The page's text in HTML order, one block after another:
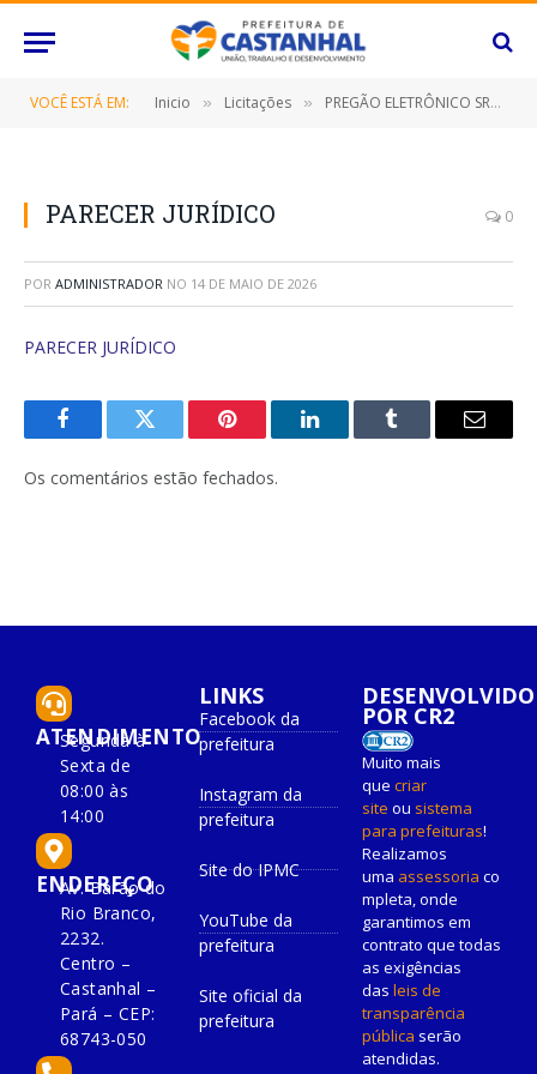
VOCÊ ESTÁ EM: Inicio » Licitações » PREGÃO ELETRÔNICO SRP Nº 041/2023 (CONTRATAÇÃO DE EMPRESA ESPECIALIZADA PARAFORNECIMENTO DE PEÇAS DE VESTUÁRIO (MALHARIA), DESTINADO A ATENDER AS NECESSIDADES DAS DIVERSAS SECRETARIAS/FUNDOS MUNICIPAIS, BEM COMO, O INSTITUTO DE PREVIDÊNCIA DESTE MUNICÍPIO DE CASTANHAL/PARÁ, POR UM PERÍODO DE 12 (DOZE) MESES)
PARECER JURÍDICO 0
POR ADMINISTRADOR NO 14 DE MAIO DE 2026
PARECER JURÍDICO
FacebookTwitter Pinterest O
Tumblr
E-
Os comentários estão fechados.
ATENDIMENTO
Segunda à
Sexta de
08:00 às
14:00
ENDEREÇO
Av. Barão do
Rio Branco,
2232.
Centro –
Castanhal –
Pará – CEP:
68743-050
LINKS
Facebook da
prefeitura
Instagram da
prefeitura
Site do IPMC
YouTube da
prefeitura
Site oficial da
prefeitura
DESENVOLVIDO
POR CR2
Muito mais
que criar
site ou sistema
para prefeituras!
Realizamos
uma assessoria co
mpleta, onde
garantimos em
contrato que todas
as exigências
das leis de
transparência
pública serão
atendidas.